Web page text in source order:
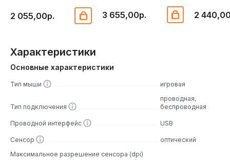
2 055,00р. 3 655,00р. 2
Характеристики
Основные характеристики
Тип мыши игровая
Тип подключения
проводная,
беспроводная
Проводной интерфейс USB
Сенсор
оптический
Максимальное разрешение сенсора (dpi)